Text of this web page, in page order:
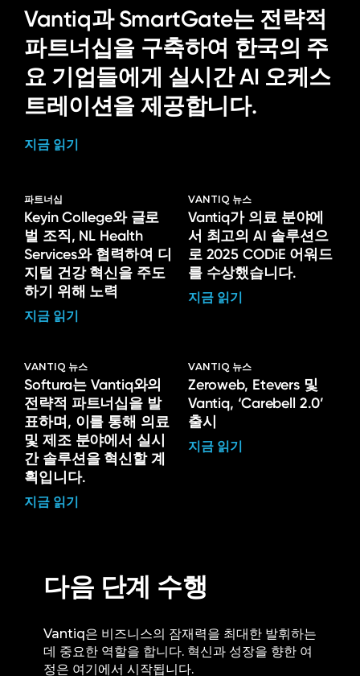
Vantiq과 SmartGate는 전략적
파트너십을 구축하여 한국의 주
요 기업들에게 실시간 AI 오케스
트레이션을 제공합니다.
지금 읽기
파트너십
Keyin College와 글로
벌 조직, NL Health
Services와 협력하여 디
지털 건강 혁신을 주도
하기 위해 노력
지금 읽기
VANTIQ 뉴스
Vantiq가 의료 분야에
서 최고의 AI 솔루션으
로 2025 CODiE 어워드
를 수상했습니다.
지금 읽기
VANTIQ 뉴스
Softura는 Vantiq와의
전략적 파트너십을 발
표하며, 이를 통해 의료
및 제조 분야에서 실시
간 솔루션을 혁신할 계
획입니다.
지금 읽기
VANTIQ 뉴스
Zeroweb, Etevers 및
Vantiq, ‘Carebell 2.0’
출시
지금 읽기
다음 단계 수행
Vantiq은 비즈니스의 잠재력을 최대한 발휘하는
데 중요한 역할을 합니다. 혁신과 성장을 향한 여
정은 여기에서 시작됩니다.